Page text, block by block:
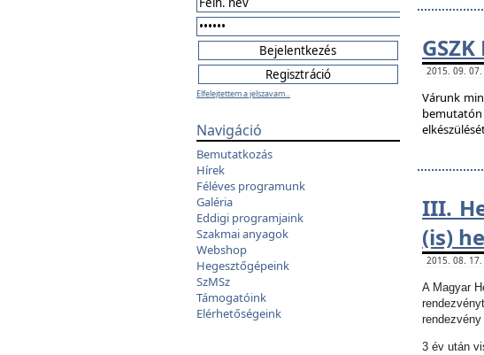
Elfelejtettem a jelszavam...
Navigáció
Bemutatkozás
Hírek
Féléves programunk
Galéria
Eddigi programjaink
Szakmai anyagok
Webshop
Hegesztőgépeink
SzMSz
Támogatóink
Elérhetőségeink
2015. 09.
Várunk
III.
(is)
2015. 08.
A Magyar
3 év után